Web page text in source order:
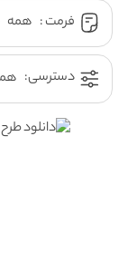
فرمت :
دسترسی: